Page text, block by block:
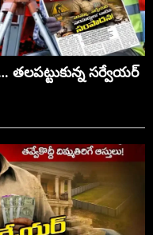
సర్వేయర్